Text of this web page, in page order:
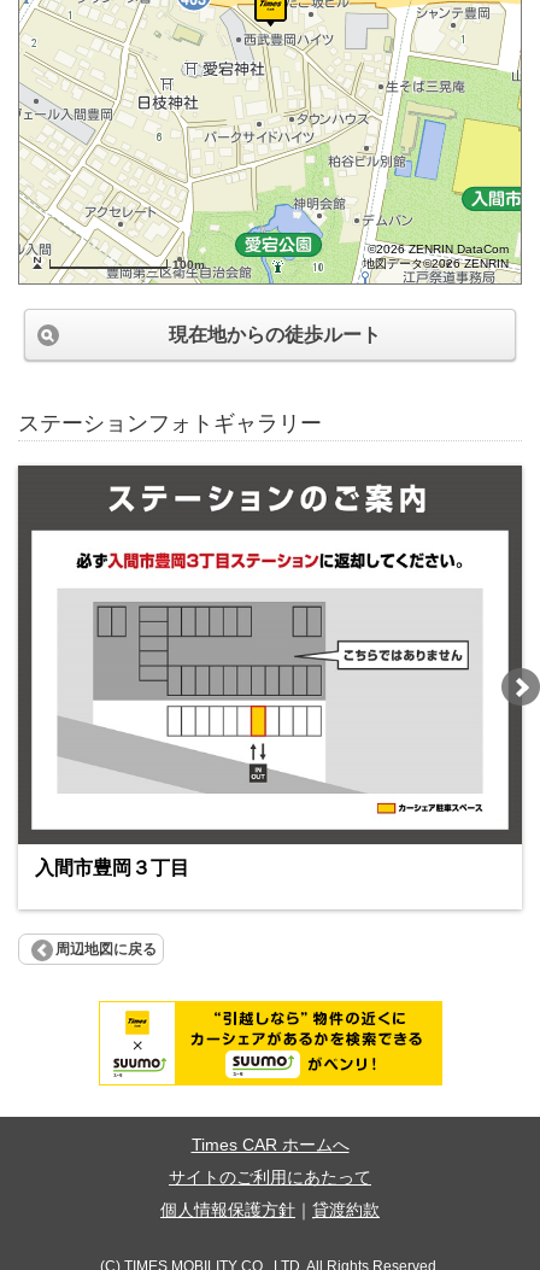
100m
©2026 ZENRIN DataCom
地図データ©2026 ZENRIN
現在地からの徒歩ルート
ステーションフォトギャラリー
入間市豊岡３丁目
周辺地図に戻る
Times CAR ホームへ
サイトのご利用にあたって
個人情報保護方針
貸渡約款